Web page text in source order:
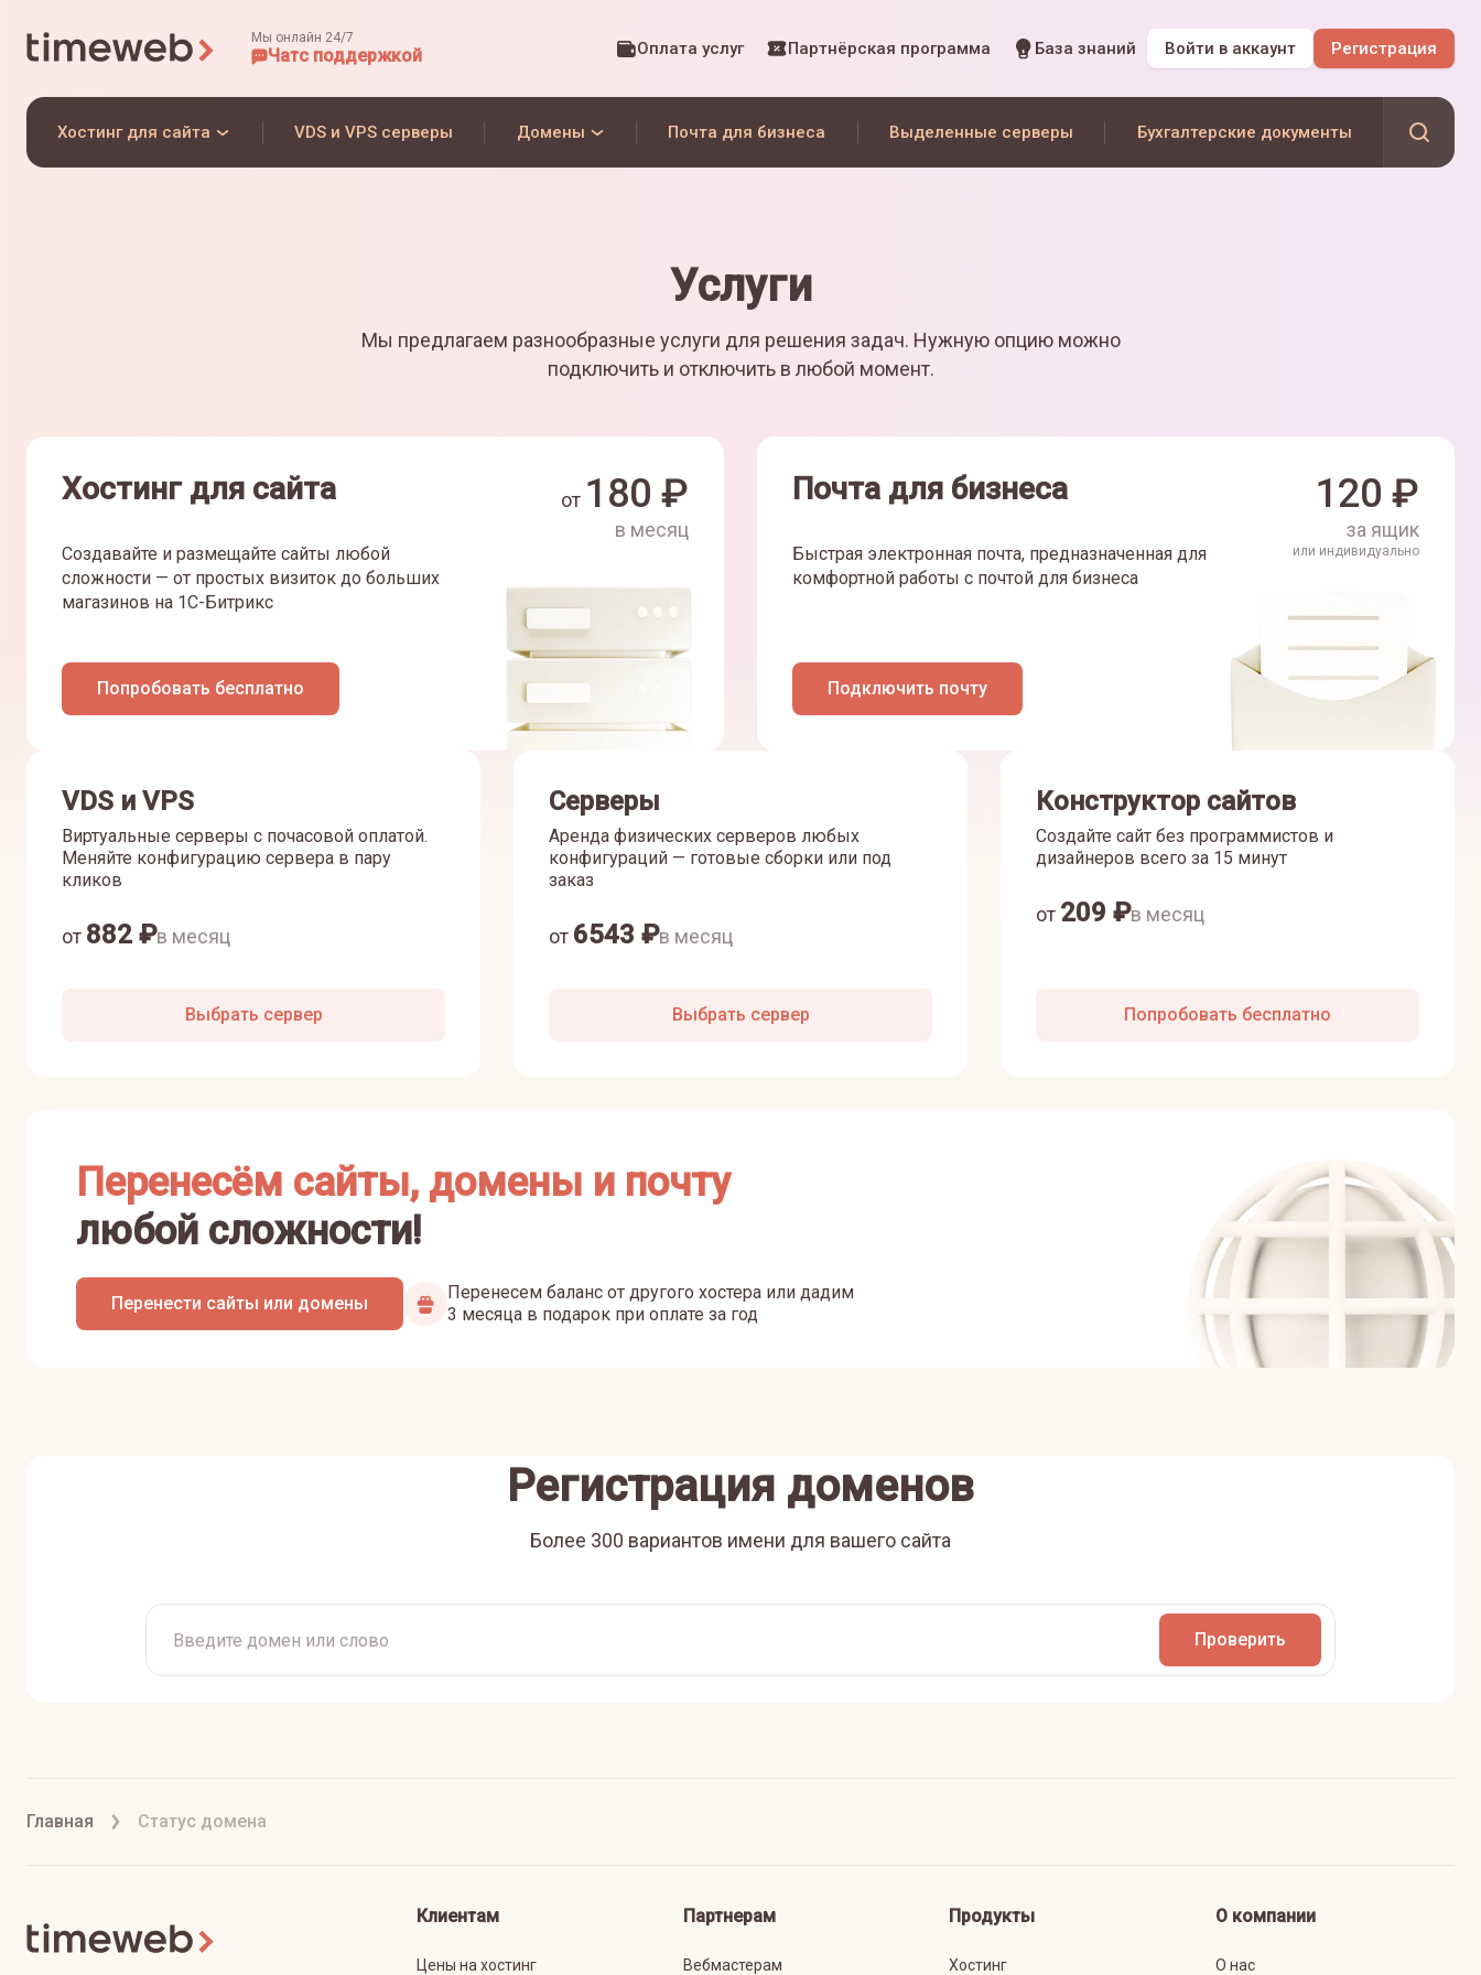
Мы онлайн 24/7
Чатс поддержкой Оплата услуг Партнёрская программа База знаний Войти в аккаунт Регистрация
Хостинг для сайта VDS и VPS серверы Домены Почта для бизнеса Выделенные серверы Бухгалтерские документы
Услуги
Мы предлагаем разнообразные услуги для решения задач. Нужную опцию можно
подключить и отключить в любой момент.
Хостинг для сайта
Создавайте и размещайте сайты любой
сложности — от простых визиток до больших
магазинов на 1С-Битрикс
Попробовать бесплатно
от 180 ₽
в месяц
Почта для бизнеса
Быстрая электронная почта, предназначенная для
комфортной работы с почтой для бизнеса
Подключить почту
120 ₽
за ящик
или индивидуально
VDS и VPS
Виртуальные серверы с почасовой оплатой.
Меняйте конфигурацию сервера в пару
кликов
от 882 ₽в месяц
Выбрать сервер
Серверы
Аренда физических серверов любых
конфигураций — готовые сборки или под
заказ
от 6543 ₽в месяц
Выбрать сервер
Конструктор сайтов
Создайте сайт без программистов и
дизайнеров всего за 15 минут
от 209 ₽в месяц
Попробовать бесплатно
Перенесём сайты, домены и почту
любой сложности!
Перенести сайты или домены
Перенесем баланс от другого хостера или дадим
3 месяца в подарок при оплате за год
Регистрация доменов
Более 300 вариантов имени для вашего сайта
Проверить
Главная Статус домена
Клиентам
Цены на хостинг
Партнерам
Вебмастерам
Продукты
Хостинг
О компании
О нас